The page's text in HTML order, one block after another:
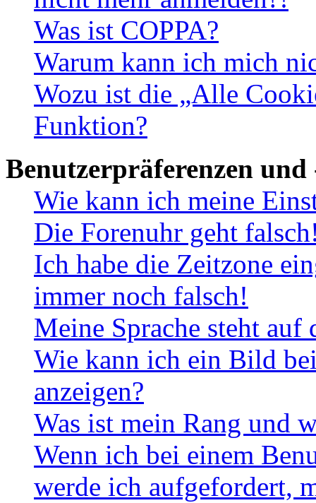
Was ist COPPA?
Warum kann ich mich
Wozu ist die „Alle
Funktion?
Benutzerpräferenzen und
Wie kann ich meine
Die Forenuhr geht
Ich habe die Zeitzone
immer noch falsch!
Meine Sprache steht
Wie kann ich ein Bild
anzeigen?
Was ist mein Rang und
Wenn ich bei einem
werde ich aufgefordert,